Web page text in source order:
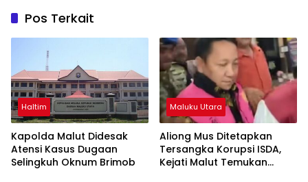
Pos Terkait
Haltim
Kapolda Malut Didesak
Atensi Kasus Dugaan
Selingkuh Oknum Brimob
Maluku Utara
Aliong Mus Ditetapkan
Tersangka Korupsi ISDA,
Kejati Malut Temukan